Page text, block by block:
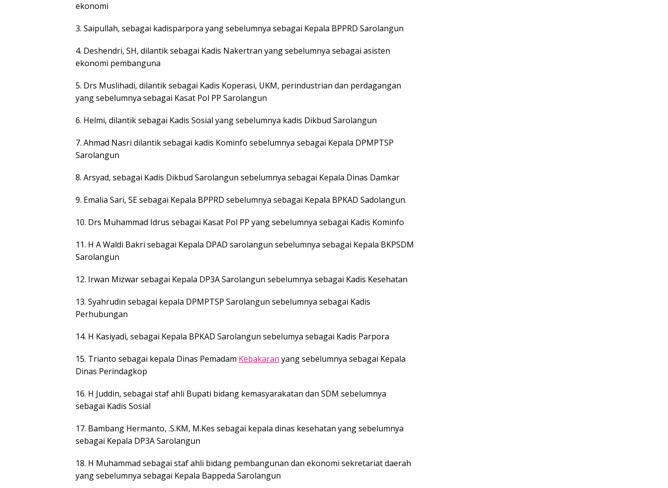
ekonomi
3. Saipullah, sebagai kadisparpora yang sebelumnya sebagai Kepala BPPRD Sarolangun
4. Deshendri, SH, dilantik sebagai Kadis Nakertran yang sebelumnya sebagai asisten
ekonomi pembanguna
5. Drs Muslihadi, dilantik sebagai Kadis Koperasi, UKM, perindustrian dan perdagangan
yang sebelumnya sebagai Kasat Pol PP Sarolangun
6. Helmi, dilantik sebagai Kadis Sosial yang sebelumnya kadis Dikbud Sarolangun
7. Ahmad Nasri dilantik sebagai kadis Kominfo sebelumnya sebagai Kepala DPMPTSP
Sarolangun
8. Arsyad, sebagai Kadis Dikbud Sarolangun sebelumnya sebagai Kepala Dinas Damkar
9. Emalia Sari, SE sebagai Kepala BPPRD sebelumnya sebagai Kepala BPKAD Sadolangun.
10. Drs Muhammad Idrus sebagai Kasat Pol PP yang sebelumnya sebagai Kadis Kominfo
11. H A Waldi Bakri sebagai Kepala DPAD sarolangun sebelumnya sebagai Kepala BKPSDM
Sarolangun
12. Irwan Mizwar sebagai Kepala DP3A Sarolangun sebelumnya sebagai Kadis Kesehatan
13. Syahrudin sebagai kepala DPMPTSP Sarolangun sebelumnya sebagai Kadis
Perhubungan
14. H Kasiyadi, sebagai Kepala BPKAD Sarolangun sebelumya sebagai Kadis Parpora
15. Trianto sebagai kepala Dinas Pemadam Kebakaran yang sebelumnya sebagai Kepala
Dinas Perindagkop
16. H Juddin, sebagai staf ahli Bupati bidang kemasyarakatan dan SDM sebelumnya
sebagai Kadis Sosial
17. Bambang Hermanto, .S.KM, M.Kes sebagai kepala dinas kesehatan yang sebelumnya
sebagai Kepala DP3A Sarolangun
18. H Muhammad sebagai staf ahli bidang pembangunan dan ekonomi sekretariat daerah
yang sebelumnya sebagai Kepala Bappeda Sarolangun